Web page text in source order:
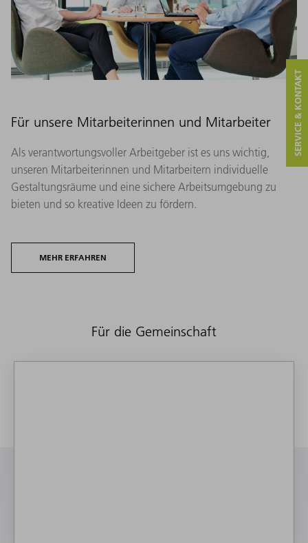
Für unsere Mitarbeiterinnen und Mitarbeiter
Als verantwortungsvoller Arbeitgeber ist es uns wichtig,
unseren Mitarbeiterinnen und Mitarbeitern individuelle
Gestaltungsräume und eine sichere Arbeitsumgebung zu
bieten und so kreative Ideen zu fördern.
MEHR ERFAHREN
Für die Gemeinschaft
SERVICE & KONTAKT